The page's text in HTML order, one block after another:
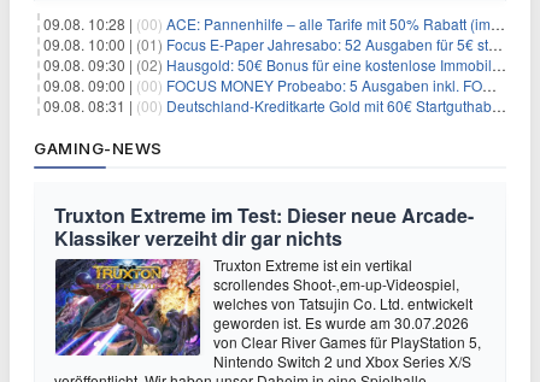
09.08. 10:28 | (00) ACE: Pannenhilfe – alle Tarife mit 50% Rabatt (im ersten Jahr)
09.08. 10:00 | (01) Focus E-Paper Jahresabo: 52 Ausgaben für 5€ statt 207,48€ – per Formular kündbar!
09.08. 09:30 | (02) Hausgold: 50€ Bonus für eine kostenlose Immobilienbewertung
09.08. 09:00 | (00) FOCUS MONEY Probeabo: 5 Ausgaben inkl. FOCUS+ Zugang für 5€
09.08. 08:31 | (00) Deutschland-Kreditkarte Gold mit 60€ Startguthaben (45€ Gewinn)
GAMING-NEWS
Truxton Extreme im Test: Dieser neue Arcade-
Klassiker verzeiht dir gar nichts
Truxton Extreme ist ein vertikal
scrollendes Shoot-‚em-up-Videospiel,
welches von Tatsujin Co. Ltd. entwickelt
geworden ist. Es wurde am 30.07.2026
von Clear River Games für PlayStation 5,
Nintendo Switch 2 und Xbox Series X/S